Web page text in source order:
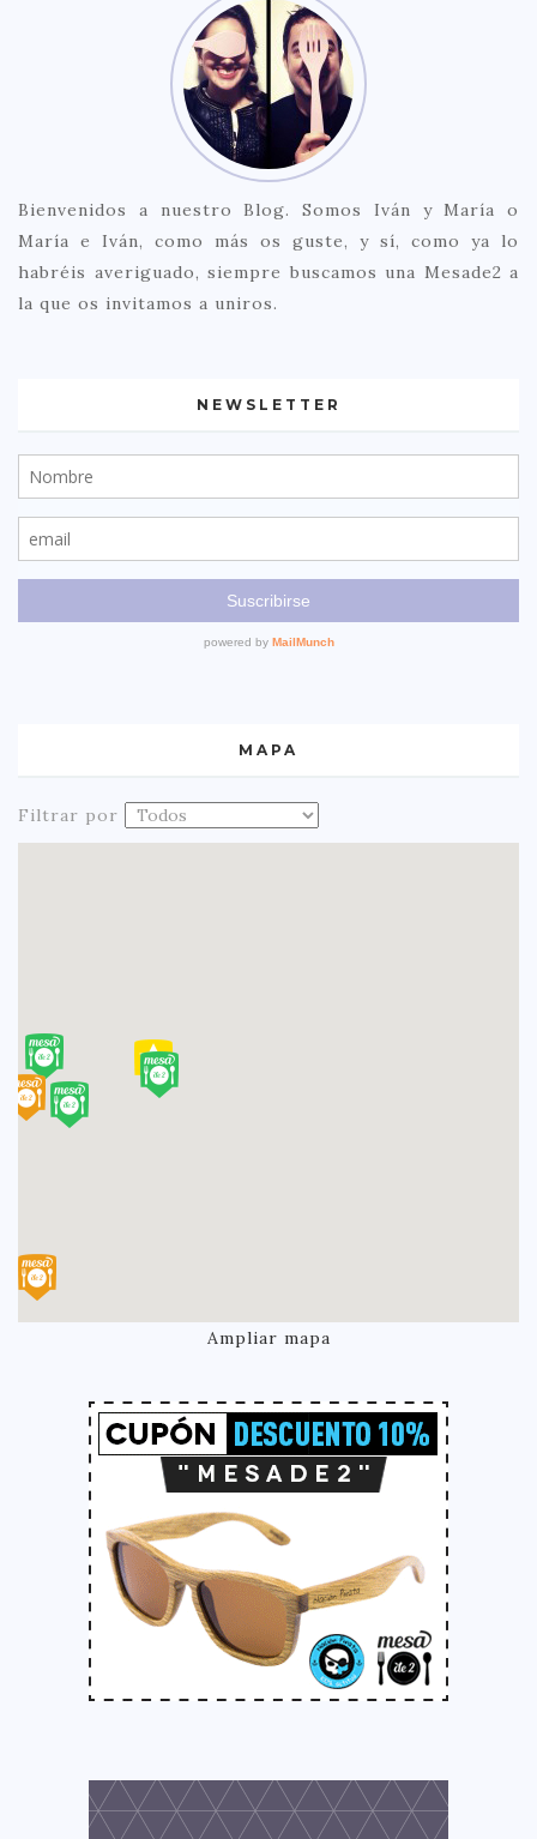
Bienvenidos a nuestro Blog. Somos Iván y María o
María e Iván, como más os guste, y sí, como ya lo
habréis averiguado, siempre buscamos una Mesade2 a
la que os invitamos a uniros.
NEWSLETTER
MAPA
Filtrar por
Ampliar mapa